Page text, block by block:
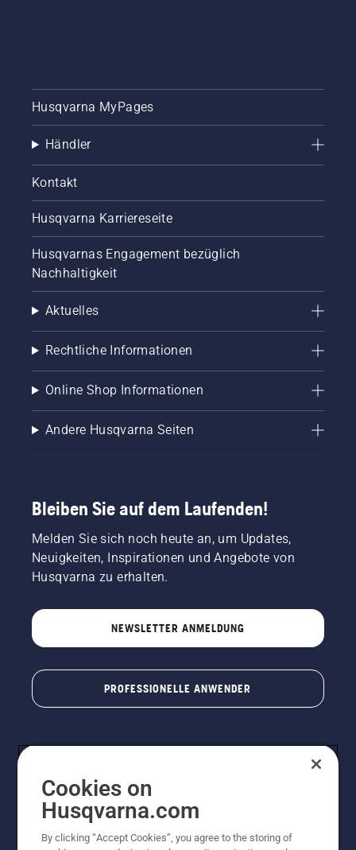
Husqvarna MyPages
Händler
Kontakt
Husqvarna Karriereseite
Husqvarnas Engagement bezüglich
Nachhaltigkeit
Aktuelles
Rechtliche Informationen
Online Shop Informationen
Andere Husqvarna Seiten
Bleiben Sie auf dem Laufenden!
Melden Sie sich noch heute an, um Updates,
Neuigkeiten, Inspirationen und Angebote von
Husqvarna zu erhalten.
NEWSLETTER ANMELDUNG
PROFESSIONELLE ANWENDER
Cookies on
Husqvarna.com
By clicking “Accept Cookies”, you agree to the storing of